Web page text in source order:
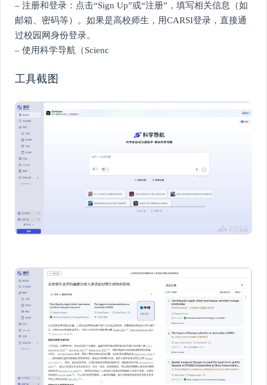
– 注册和登录：点击“Sign Up”或“注册”，填写相关信息（如
邮箱、密码等）。如果是高校师生，用CARSI登录，直接通
过校园网身份登录。
– 使用科学导航（Scienc
工具截图